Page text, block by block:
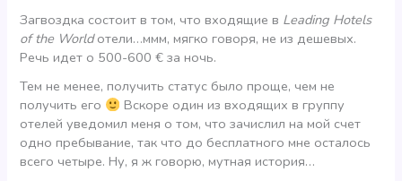
Загвоздка состоит в том, что входящие в Leading Hotels
of the Worldотели…ммм, мягко говоря, не из дешевых.
Речь идет о 500-600 € за ночь.
Тем не менее, получить статус было проще, чем не
получить его
Вскоре один из входящих в группу
отелей уведомил меня о том, что зачислил на мой счет
одно пребывание, так что до бесплатного мне осталось
всего четыре. Ну, я ж говорю, мутная история…